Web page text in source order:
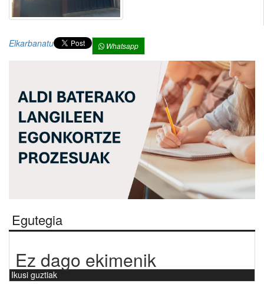
Elkarbanatu Whatsapp
Egutegia
Ez dago ekimenik
Ikusi guztiak